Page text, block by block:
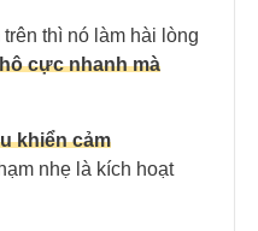
thì nó làm hài lòng
cực nhanh mà
khiển cảm
nhẹ là kích hoạt